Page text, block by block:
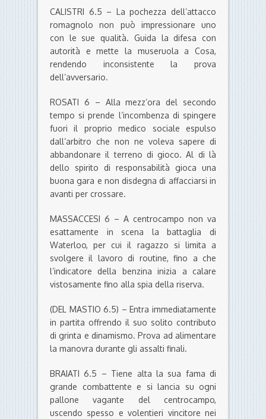
CALISTRI 6.5 – La pochezza dell’attacco
romagnolo non può impressionare uno
con le sue qualità. Guida la difesa con
autorità e mette la museruola a Cosa,
rendendo inconsistente la prova
dell’avversario.
ROSATI 6 – Alla mezz’ora del secondo
tempo si prende l’incombenza di spingere
fuori il proprio medico sociale espulso
dall’arbitro che non ne voleva sapere di
abbandonare il terreno di gioco. Al di là
dello spirito di responsabilità gioca una
buona gara e non disdegna di affacciarsi in
avanti per crossare.
MASSACCESI 6 – A centrocampo non va
esattamente in scena la battaglia di
Waterloo, per cui il ragazzo si limita a
svolgere il lavoro di routine, fino a che
l’indicatore della benzina inizia a calare
vistosamente fino alla spia della riserva.
(DEL MASTIO 6.5) – Entra immediatamente
in partita offrendo il suo solito contributo
di grinta e dinamismo. Prova ad alimentare
la manovra durante gli assalti finali.
BRAIATI 6.5 – Tiene alta la sua fama di
grande combattente e si lancia su ogni
pallone vagante del centrocampo,
uscendo spesso e volentieri vincitore nei